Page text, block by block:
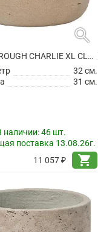
search
КАШПО ROUGH CHARLIE XL CLAY WASHED
32 см.
31 см.
наличии:46 шт.
поставка 13.08.26г.
11 057 ₽
shopping_cart